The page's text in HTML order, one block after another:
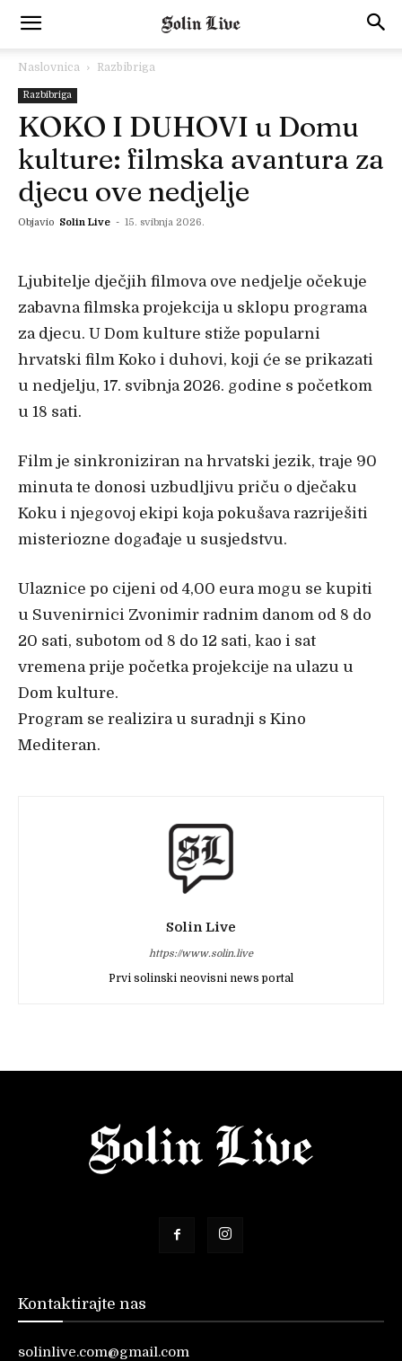
Naslovnica Razbibriga
Razbibriga
KOKO I DUHOVI u Domu
kulture: filmska avantura za
djecu ove nedjelje
Objavio Solin Live - 15. svibnja 2026.
Ljubitelje dječjih filmova ove nedjelje očekuje
zabavna filmska projekcija u sklopu programa
za djecu. U Dom kulture stiže popularni
hrvatski film Koko i duhovi, koji će se prikazati
u nedjelju, 17. svibnja 2026. godine s početkom
u 18 sati.
Film je sinkroniziran na hrvatski jezik, traje 90
minuta te donosi uzbudljivu priču o dječaku
Koku i njegovoj ekipi koja pokušava razriješiti
misteriozne događaje u susjedstvu.
Ulaznice po cijeni od 4,00 eura mogu se kupiti
u Suvenirnici Zvonimir radnim danom od 8 do
20 sati, subotom od 8 do 12 sati, kao i sat
vremena prije početka projekcije na ulazu u
Dom kulture.
Program se realizira u suradnji s Kino
Mediteran.
Solin Live
https://www.solin.live
Prvi solinski neovisni news portal
Kontaktirajte nas
solinlive.com@gmail.com